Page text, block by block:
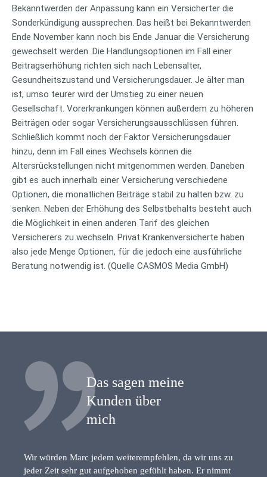
Bekanntwerden der Anpassung kann ein Versicherter die
Sonderkündigung aussprechen. Das heißt bei Bekanntwerden
Ende November kann noch bis Ende Januar die Versicherung
gewechselt werden. Die Handlungsoptionen im Fall einer
Beitragserhöhung richten sich nach Lebensalter,
Gesundheitszustand und Versicherungsdauer. Je älter man
ist, umso teurer wird der Umstieg zu einer neuen
Gesellschaft. Vorerkrankungen können außerdem zu höheren
Beiträgen oder sogar Versicherungsausschlüssen führen.
Schließlich kommt noch der Faktor Versicherungsdauer
hinzu, denn im Fall eines Wechsels können die
Altersrückstellungen nicht mitgenommen werden. Daneben
gibt es auch innerhalb einer Versicherung verschiedene
Optionen, die monatlichen Beiträge stabil zu halten bzw. zu
senken. Neben der Erhöhung des Selbstbehalts besteht auch
die Möglichkeit in einen anderen Tarif des gleichen
Versicherers zu wechseln. Privat Krankenversicherte haben
also jede Menge Optionen, für die jedoch eine ausführliche
Beratung notwendig ist. (Quelle CASMOS Media GmbH)
Das sagen meine
Kunden über
mich
Wir würden Marc jedem weiterempfehlen, da wir uns zu
jeder Zeit sehr gut aufgehoben gefühlt haben. Er nimmt